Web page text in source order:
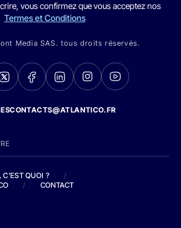
vous confirmez que vous acceptez nos
Termes et Conditions
Media SAS. tous droits réservés.
C'EST QUOI ?
/
/ CONTACT